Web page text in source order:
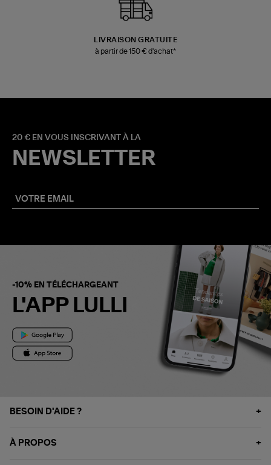
LIVRAISON GRATUITE
à partir de 150 € d'achat*
20 € EN VOUS INSCRIVANT À LA
NEWSLETTER
-10% EN TÉLÉCHARGEANT
L'APP LULLI
BESOIN D'AIDE ?
À PROPOS